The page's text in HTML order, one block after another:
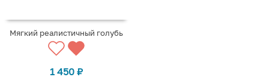
Мягкий реалистичный голубь
1 450 ₽